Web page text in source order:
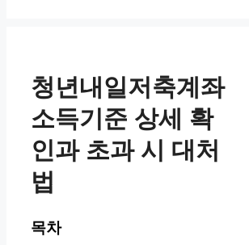
청년내일저축계좌
소득기준 상세 확
인과 초과 시 대처
법
목차